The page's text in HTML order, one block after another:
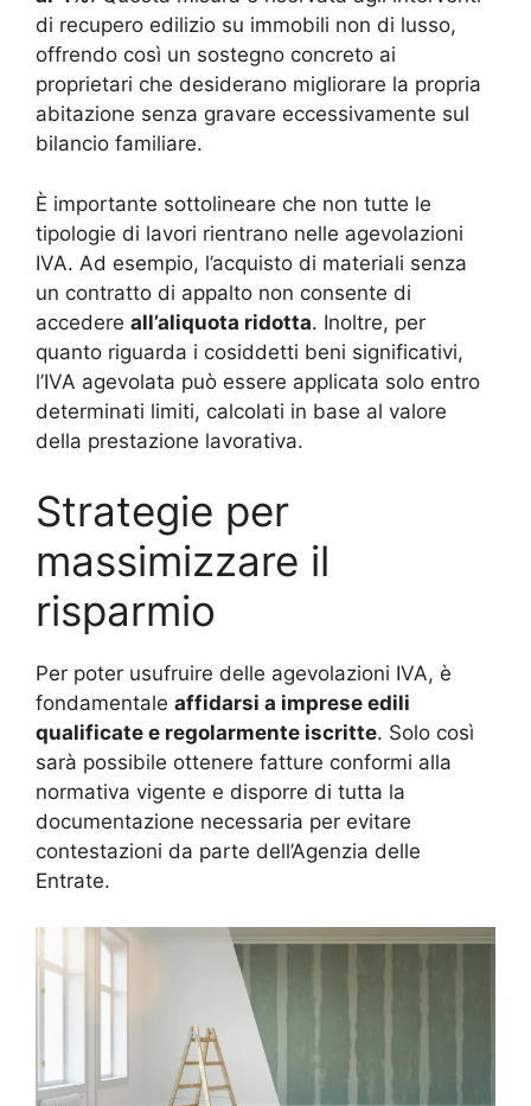
di recupero edilizio su immobili non di lusso,
offrendo così un sostegno concreto ai
proprietari che desiderano migliorare la propria
abitazione senza gravare eccessivamente sul
bilancio familiare.
È importante sottolineare che non tutte le
tipologie di lavori rientrano nelle agevolazioni
IVA. Ad esempio, l’acquisto di materiali senza
un contratto di appalto non consente di
accedere all’aliquota ridotta. Inoltre, per
quanto riguarda i cosiddetti beni significativi,
l’IVA agevolata può essere applicata solo entro
determinati limiti, calcolati in base al valore
della prestazione lavorativa.
Strategie per
massimizzare il
risparmio
Per poter usufruire delle agevolazioni IVA, è
fondamentale affidarsi a imprese edili
qualificate e regolarmente iscritte. Solo così
sarà possibile ottenere fatture conformi alla
normativa vigente e disporre di tutta la
documentazione necessaria per evitare
contestazioni da parte dell’Agenzia delle
Entrate.